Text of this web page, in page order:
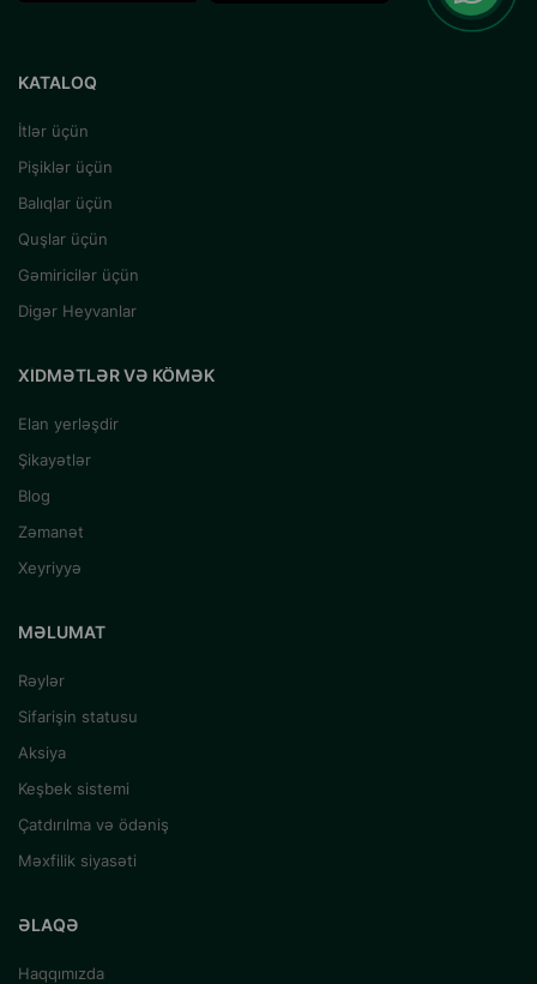
KATALOQ
İtlər üçün
Pişiklər üçün
Balıqlar üçün
Quşlar üçün
Gəmiricilər üçün
Digər Heyvanlar
XIDMƏTLƏR VƏ KÖMƏK
Elan yerləşdir
Şikayətlər
Blog
Zəmanət
Xeyriyyə
MƏLUMAT
Rəylər
Sifarişin statusu
Aksiya
Keşbek sistemi
Çatdırılma və ödəniş
Məxfilik siyasəti
ƏLAQƏ
Haqqımızda